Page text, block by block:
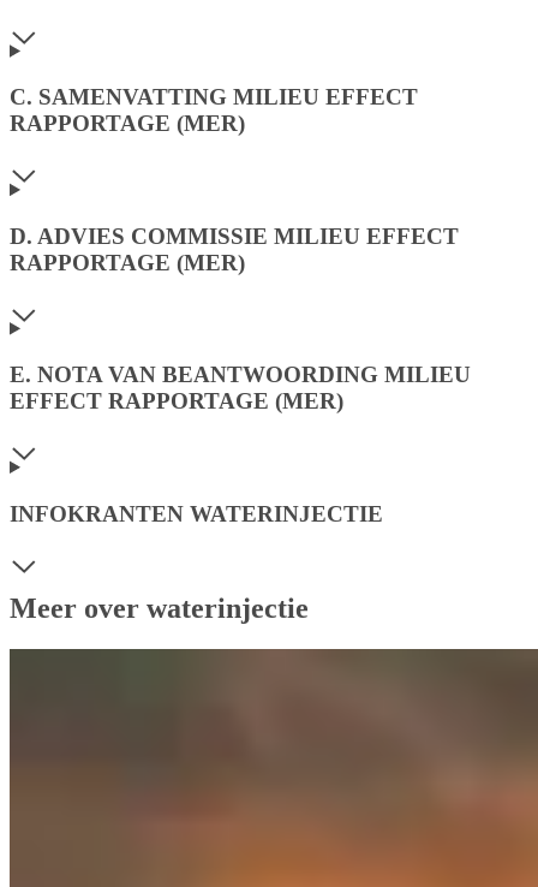
C. SAMENVATTING MILIEU EFFECT
RAPPORTAGE (MER)
D. ADVIES COMMISSIE MILIEU EFFECT
RAPPORTAGE (MER)
E. NOTA VAN BEANTWOORDING MILIEU
EFFECT RAPPORTAGE (MER)
INFOKRANTEN WATERINJECTIE
Meer over waterinjectie